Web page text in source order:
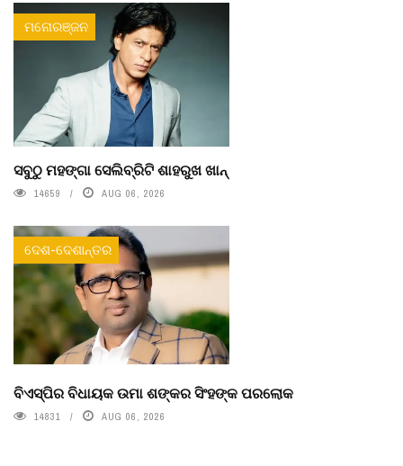
ମନୋରଞ୍ଜନ
ସବୁଠୁ ମହଙ୍ଗା ସେଲିବ୍ରିଟି ଶାହରୁଖ ଖାନ୍
14659 AUG 06, 2026
ଦେଶ-ଦେଶାନ୍ତର
ବିଏସ୍‌ପିର ବିଧାୟକ ଉମା ଶଙ୍କର ସିଂହଙ୍କ ପରଲୋକ
14831 AUG 06, 2026